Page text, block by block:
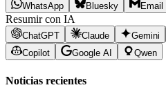
WhatsApp
Bluesky Email
Resumir con IA
ChatGPT Claude Gemini
Copilot
Google AI Qwen
Noticias recientes